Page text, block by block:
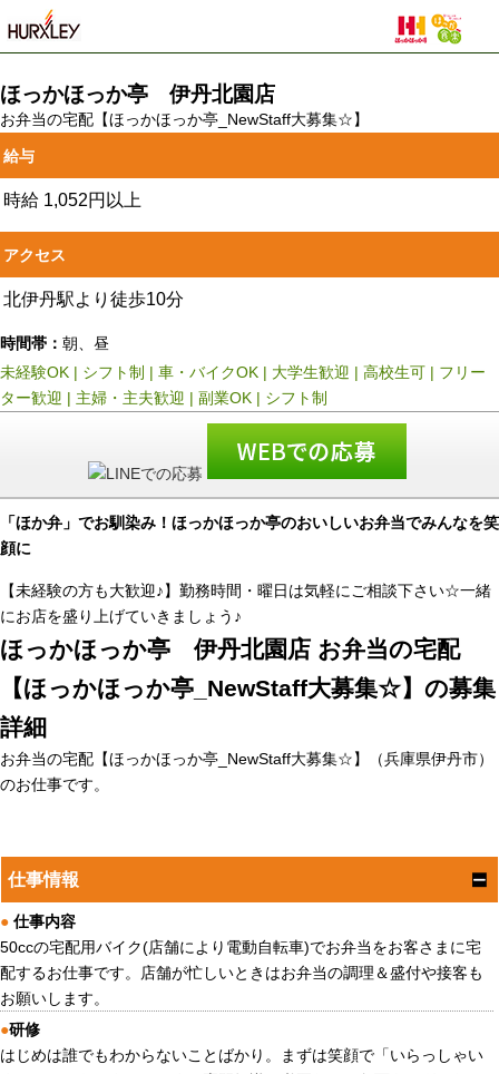
ほっかほっか亭 伊丹北園店
お弁当の宅配【ほっかほっか亭_NewStaff大募集☆】
給与
時給 1,052円以上
アクセス
北伊丹駅より徒歩10分
時間帯： 朝、昼
未経験OK | シフト制 | 車・バイクOK | 大学生歓迎 | 高校生可 | フリー
ター歓迎 | 主婦・主夫歓迎 | 副業OK | シフト制
「ほか弁」でお馴染み！ほっかほっか亭のおいしいお弁当でみんなを笑
顔に
【未経験の方も大歓迎♪】勤務時間・曜日は気軽にご相談下さい☆一緒
にお店を盛り上げていきましょう♪
ほっかほっか亭 伊丹北園店 お弁当の宅配
【ほっかほっか亭_NewStaff大募集☆】の募集
詳細
お弁当の宅配【ほっかほっか亭_NewStaff大募集☆】（兵庫県伊丹市）
のお仕事です。
仕事情報
● 仕事内容
50ccの宅配用バイク(店舗により電動自転車)でお弁当をお客さまに宅
配するお仕事です。店舗が忙しいときはお弁当の調理＆盛付や接客も
お願いします。
●研修
はじめは誰でもわからないことばかり。まずは笑顔で「いらっしゃい